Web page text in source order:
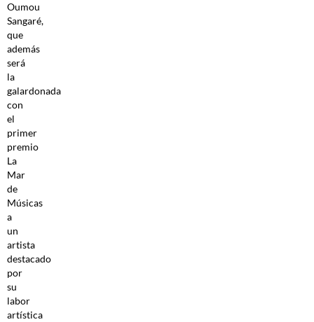
Oumou
Sangaré,
que
además
será
la
galardonada
con
el
primer
premio
La
Mar
de
Músicas
a
un
artista
destacado
por
su
labor
artística